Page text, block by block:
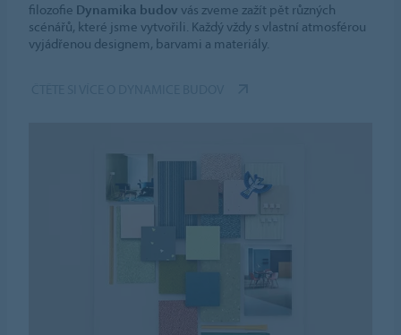
filozofie Dynamika budov vás zveme zažít pět různých
scénářů, které jsme vytvořili. Každý vždy s vlastní atmosférou
vyjádřenou designem, barvami a materiály.